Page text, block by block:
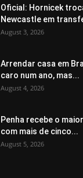
Oficial: Hornicek
Newcastle em
August 3, 2026
Arrendar casa em
caro num ano, mas...
August 4, 2026
Penha recebe o
com mais de cinco...
August 5, 2026